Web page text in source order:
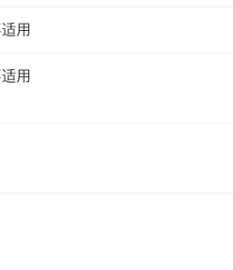
用
用